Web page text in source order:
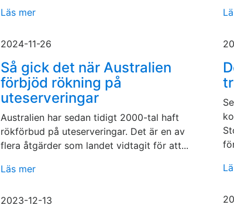
Läs mer
2024-11-26
Så gick det när Australien
förbjöd rökning på
uteserveringar
Australien har sedan tidigt 2000-tal haft
rökförbud på uteserveringar. Det är en av
flera åtgärder som landet vidtagit för att...
Läs mer
2023-12-13